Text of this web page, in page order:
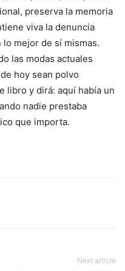
preserva la memoria
viva la denuncia
mejor de sí mismas.
las modas actuales
hoy sean polvo
libro y dirá: aquí había un
nadie prestaba
que importa.
Next article